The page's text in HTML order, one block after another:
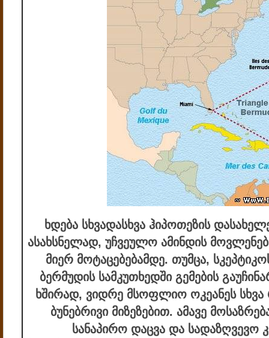
ხდება სხვადასხვა ჰიპოთეზის
ასახსნელად, უჩვეულო ამინდის
მიერ მოტაცებებამდე. თუმცა,
ბერმუდის სამკუთხედში გემების
ხშირად, ვიდრე მსოფლიო ოკეანეს სხვა
ბუნებრივი მიზეზებით. ამავე
სანაპირო დაცვა და სადაზღვევო